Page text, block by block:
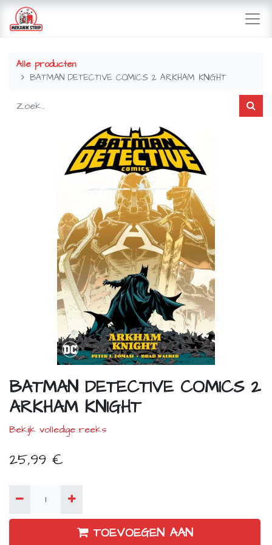
Alle producten
BATMAN DETECTIVE COMICS 2 ARKHAM KNIGHT
BATMAN DETECTIVE COMICS 2
ARKHAM KNIGHT
Bekijk volledige reeks
25,99 €
TOEVOEGEN AAN